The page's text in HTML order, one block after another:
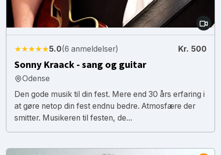
★★★★★5.0(6 anmeldelser) Kr. 500
Sonny Kraack - sang og guitar
Odense
Den gode musik til din fest. Mere end 30 års erfaring i
at gøre netop din fest endnu bedre. Atmosfære der
smitter. Musikeren til festen, de...